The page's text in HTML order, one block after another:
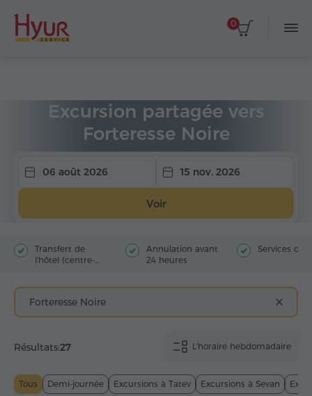
0
Excursion partagée vers
Forteresse Noire
06 août 2026 15 nov. 2026
Voir
Transfert de
l'hôtel (centre-
Annulation avant
24 heures
Services du
Forteresse Noire
L'horaire hebdomadaire
Résultats:27
Tous Demi-journée Excursions à Tatev Excursions à Sevan